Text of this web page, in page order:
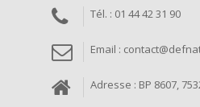
Tél. : 01 44 42 31 90
Email :
Adresse : BP 8607,